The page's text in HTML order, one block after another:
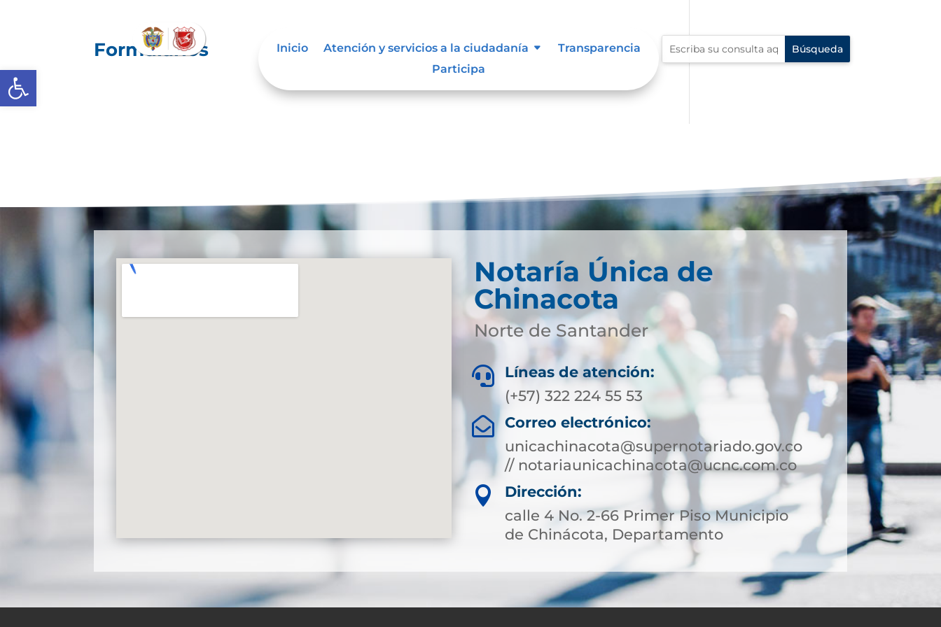
Abrir barra de herramientas
Inicio Atención y servicios a la ciudadanía
Transparencia
Participa
Formularios
Notaría Única de
Chinacota
Norte de Santander

Líneas de atención:
(+57) 322 224 55 53

Correo electrónico:
unicachinacota@supernotariado.gov.co
// notariaunicachinacota@ucnc.com.co

Dirección:
calle 4 No. 2-66 Primer Piso Municipio
de Chinácota, Departamento